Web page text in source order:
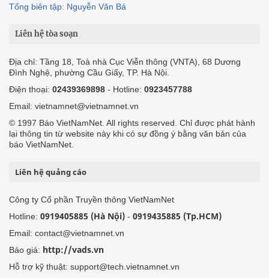
Tổng biên tập: Nguyễn Văn Bá
Liên hệ tòa soạn
Địa chỉ: Tầng 18, Toà nhà Cục Viễn thông (VNTA), 68 Dương
Đình Nghệ, phường Cầu Giấy, TP. Hà Nội.
Điện thoại: 02439369898 - Hotline: 0923457788
Email: vietnamnet@vietnamnet.vn
© 1997 Báo VietNamNet. All rights reserved. Chỉ được phát hành
lại thông tin từ website này khi có sự đồng ý bằng văn bản của
báo VietNamNet.
Liên hệ quảng cáo
Công ty Cổ phần Truyền thông VietNamNet
Hotline: 0919405885 (Hà Nội) - 0919435885 (Tp.HCM)
Email: contact@vietnamnet.vn
Báo giá: http://vads.vn
Hỗ trợ kỹ thuật: support@tech.vietnamnet.vn